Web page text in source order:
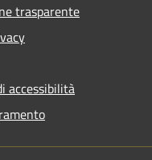
trasparente
accessibilità